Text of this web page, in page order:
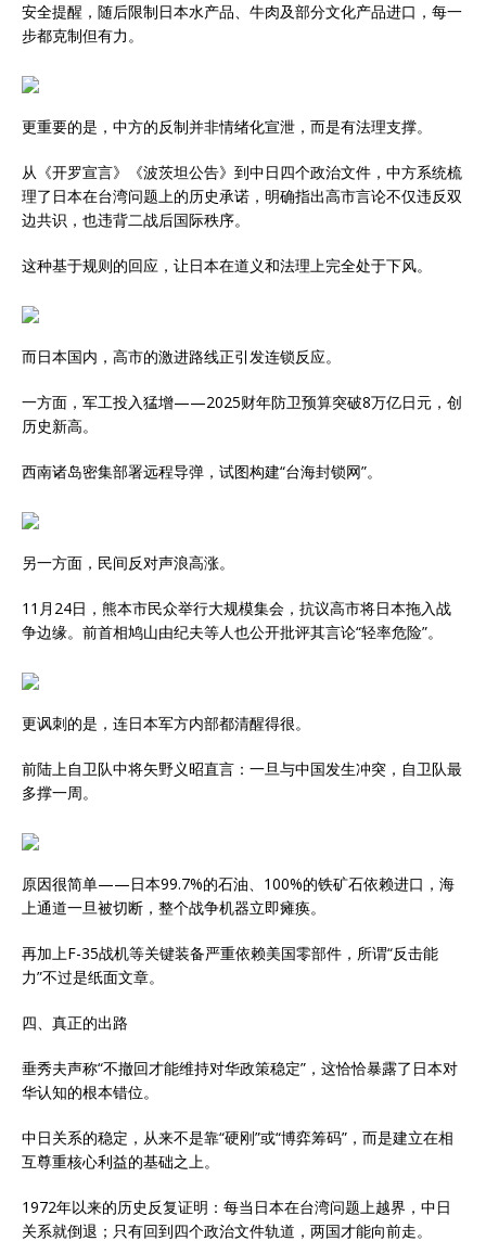
安全提醒，随后限制日本水产品、牛肉及部分文化产品进口，每一
步都克制但有力。
更重要的是，中方的反制并非情绪化宣泄，而是有法理支撑。
从《开罗宣言》《波茨坦公告》到中日四个政治文件，中方系统梳
理了日本在台湾问题上的历史承诺，明确指出高市言论不仅违反双
边共识，也违背二战后国际秩序。
这种基于规则的回应，让日本在道义和法理上完全处于下风。
而日本国内，高市的激进路线正引发连锁反应。
一方面，军工投入猛增——2025财年防卫预算突破8万亿日元，创
历史新高。
西南诸岛密集部署远程导弹，试图构建“台海封锁网”。
另一方面，民间反对声浪高涨。
11月24日，熊本市民众举行大规模集会，抗议高市将日本拖入战
争边缘。前首相鸠山由纪夫等人也公开批评其言论“轻率危险”。
更讽刺的是，连日本军方内部都清醒得很。
前陆上自卫队中将矢野义昭直言：一旦与中国发生冲突，自卫队最
多撑一周。
原因很简单——日本99.7%的石油、100%的铁矿石依赖进口，海
上通道一旦被切断，整个战争机器立即瘫痪。
再加上F-35战机等关键装备严重依赖美国零部件，所谓“反击能
力”不过是纸面文章。
四、真正的出路
垂秀夫声称“不撤回才能维持对华政策稳定”，这恰恰暴露了日本对
华认知的根本错位。
中日关系的稳定，从来不是靠“硬刚”或“博弈筹码”，而是建立在相
互尊重核心利益的基础之上。
1972年以来的历史反复证明：每当日本在台湾问题上越界，中日
关系就倒退；只有回到四个政治文件轨道，两国才能向前走。